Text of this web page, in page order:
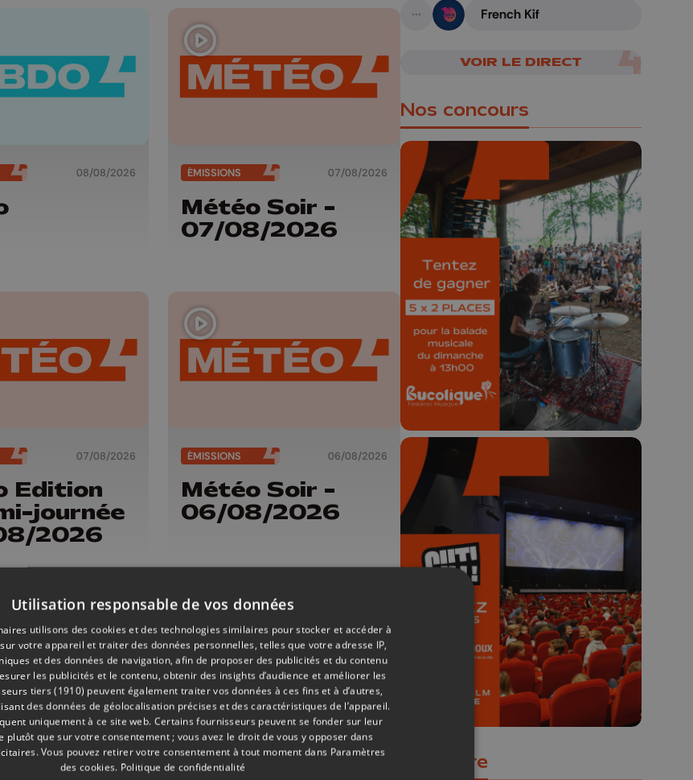
08/08/2026 ÉMISSIONS 07/08/2026
Météo Soir -
07/08/2026
07/08/2026
Edition
journée
2026
ÉMISSIONS 06/08/2026
Météo Soir -
06/08/2026
06/08/2026 ÉMISSIONS
A suivre
French Kif
VOIR LE DIRECT
Nos concours
🎁 Gagnez 5x2
places pour le
Bucolique Ferrières
Festival 🌿🎶
Concours valable jusqu'au 9 août,
23h59.
🎬 Concours CUT x
Les Grignoux ✨
Concours permanent - 2 places à
gagner chaque semaine !
Populaire
Utilisation responsable de vos données
utilisons des cookies et des technologies similaires pour stocker et accéder à
votre appareil et traiter des données personnelles, telles que votre adresse IP,
et des données de navigation, afin de proposer des publicités et du contenu
les publicités et le contenu, obtenir des insights d’audience et améliorer les
tiers (1910) peuvent également traiter vos données à ces fins et à d’autres,
des données de géolocalisation précises et des caractéristiques de l’appareil.
uniquement à ce site web. Certains fournisseurs peuvent se fonder sur leur
plutôt que sur votre consentement ; vous avez le droit de vous y opposer dans
. Vous pouvez retirer votre consentement à tout moment dans Paramètres
des cookies. Politique de confidentialité